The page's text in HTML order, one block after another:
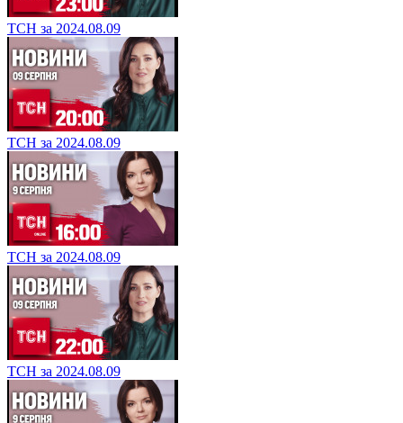
ТСН за 2024.08.09
ТСН за 2024.08.09
ТСН за 2024.08.09
ТСН за 2024.08.09